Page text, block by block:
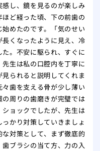
し、鏡を見るのが楽しみ
ど経った頃、下の前歯の
めたのです。「気のせい
くなったように見え、冷
。不安に駆られ、すぐに
生は私の口腔内を丁寧に
られると説明してくれま
歯を支える骨が少し薄い
周りの歯磨きが完璧では
ョックでしたが、先生は
っかり対策していきましょ
対策として、まず徹底的
ブラシの当て方、力の入